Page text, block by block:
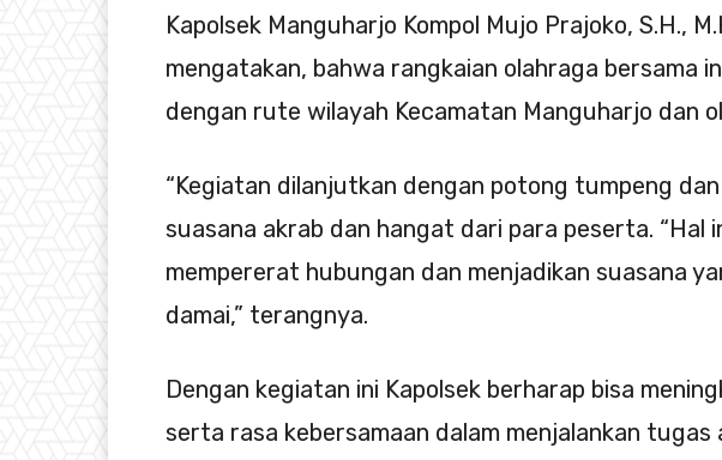
Kapolsek Manguharjo Kompol Mujo Prajoko, S.H.,
mengatakan, bahwa rangkaian olahraga bersama
dengan rute wilayah Kecamatan Manguharjo dan
“Kegiatan dilanjutkan dengan potong tumpeng
suasana akrab dan hangat dari para peserta. “Hal
mempererat hubungan dan menjadikan suasana
damai,” terangnya.
Dengan kegiatan ini Kapolsek berharap bisa
serta rasa kebersamaan dalam menjalankan tugas